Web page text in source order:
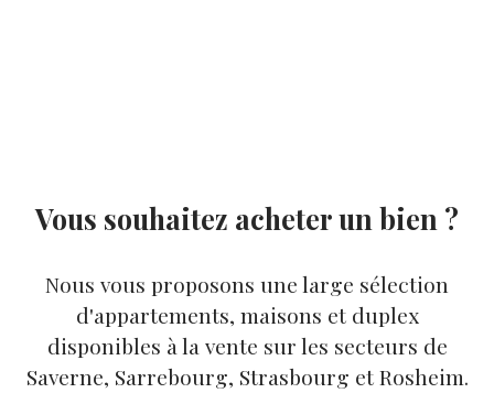
Vous souhaitez acheter un bien ?
Nous vous proposons une large sélection
d'appartements, maisons et duplex
disponibles à la vente sur les secteurs de
Saverne, Sarrebourg, Strasbourg et Rosheim.